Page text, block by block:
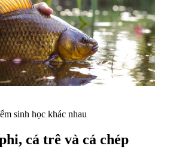
sinh học khác nhau
cá trê và cá chép